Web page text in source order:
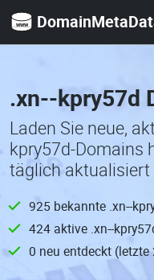
.xn--kpry57d
Laden Sie neue,
kpry57d-Domains
täglich aktualisiert
925 bekannte .xn--
424 aktive .xn--
0 neu entdeckt (letzte